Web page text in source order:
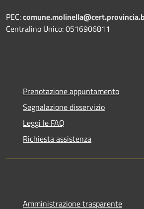
PEC:
Centralino Unico: 0516906811
Prenotazione appuntamento
Segnalazione disservizio
Leggi le FAQ
Richiesta assistenza
Amministrazione trasparente